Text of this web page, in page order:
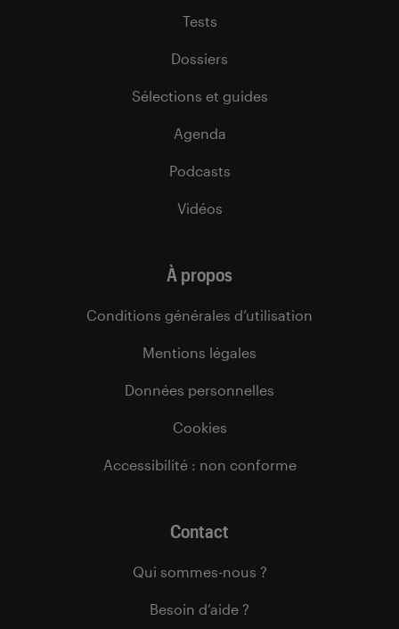
Tests
Dossiers
Sélections et guides
Agenda
Podcasts
Vidéos
À propos
Conditions générales d’utilisation
Mentions légales
Données personnelles
Cookies
Accessibilité : non conforme
Contact
Qui sommes-nous ?
Besoin d’aide ?